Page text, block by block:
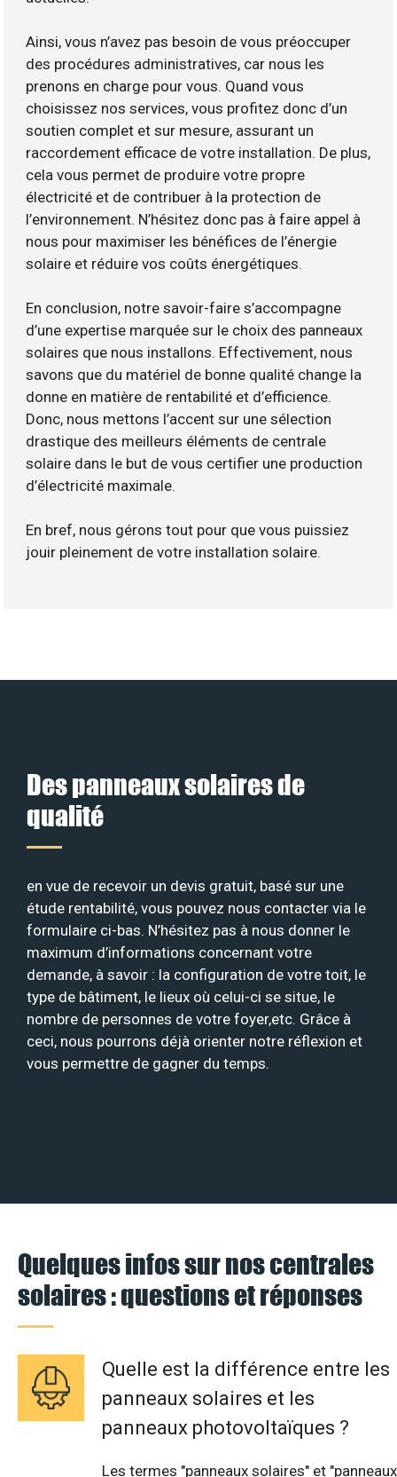
Ainsi, vous n’avez pas besoin de vous préoccuper
des procédures administratives, car nous les
prenons en charge pour vous. Quand vous
choisissez nos services, vous profitez donc d’un
soutien complet et sur mesure, assurant un
raccordement efficace de votre installation. De plus,
cela vous permet de produire votre propre
électricité et de contribuer à la protection de
l’environnement. N’hésitez donc pas à faire appel à
nous pour maximiser les bénéfices de l’énergie
solaire et réduire vos coûts énergétiques.
En conclusion, notre savoir-faire s’accompagne
d’une expertise marquée sur le choix des panneaux
solaires que nous installons. Effectivement, nous
savons que du matériel de bonne qualité change la
donne en matière de rentabilité et d’efficience.
Donc, nous mettons l’accent sur une sélection
drastique des meilleurs éléments de centrale
solaire dans le but de vous certifier une production
d’électricité maximale.
En bref, nous gérons tout pour que vous puissiez
jouir pleinement de votre installation solaire.
Des panneaux solaires de
qualité
en vue de recevoir un devis gratuit, basé sur une
étude rentabilité, vous pouvez nous contacter via le
formulaire ci-bas. N’hésitez pas à nous donner le
maximum d’informations concernant votre
demande, à savoir : la configuration de votre toit, le
type de bâtiment, le lieux où celui-ci se situe, le
nombre de personnes de votre foyer,etc. Grâce à
ceci, nous pourrons déjà orienter notre réflexion et
vous permettre de gagner du temps.
Quelques infos sur nos centrales
solaires : questions et réponses
Quelle est la différence entre les
panneaux solaires et les
panneaux photovoltaïques ?
Les termes "panneaux solaires" et "panneaux